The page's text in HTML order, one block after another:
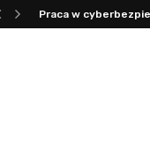
Integracja życia i